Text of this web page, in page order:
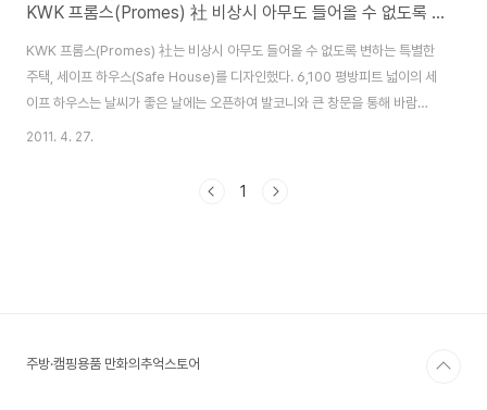
KWK 프롬스(Promes) 社 비상시 아무도 들어올 수 없도록 변하는 세이프 하우스(Safe House)
KWK 프롬스(Promes) 社는 비상시 아무도 들어올 수 없도록 변하는 특별한
주택, 세이프 하우스(Safe House)를 디자인했다. 6,100 평방피트 넓이의 세
이프 하우스는 날씨가 좋은 날에는 오픈하여 발코니와 큰 창문을 통해 바람과
햇빛을 즐길 수 있으며, "세이프 모드 (safe mode)"로 바꾸면 완벽히 주위와
2011. 4. 27.
1
주방·캠핑용품 만화의추억스토어